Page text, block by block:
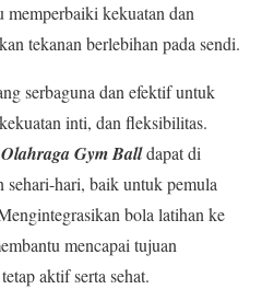
kekuatan dan
tekanan berlebihan pada sendi.
serbaguna dan efektif untuk
inti, dan fleksibilitas.
Olahraga Gym Balldapat di
sehari-hari, baik untuk pemula
bola latihan ke
mencapai tujuan
aktif serta sehat.